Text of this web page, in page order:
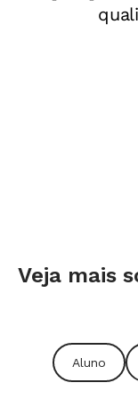
argumentos
pensar de
energia, por
suprir a
minimizando
Veja mais
Aluno